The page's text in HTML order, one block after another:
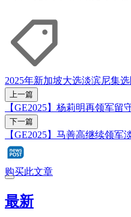
2025年新加坡大选淡滨尼集选
上一篇
【GE2025】杨莉明再领军
下一篇
【GE2025】马善高继续领军
购买此文章
最新